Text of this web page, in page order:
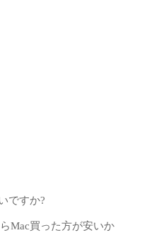
ですか?
Mac買った方が安いか